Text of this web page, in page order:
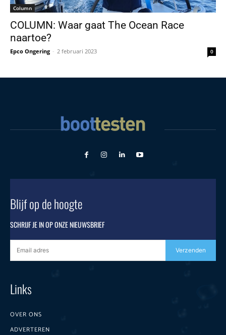
Column
COLUMN: Waar gaat The Ocean Race
naartoe?
Epco Ongering - 2 februari 2023 0
Blijf op de hoogte
SCHRIJF JE IN OP ONZE NIEUWSBRIEF
Verzenden
Links
OVER ONS
ADVERTEREN